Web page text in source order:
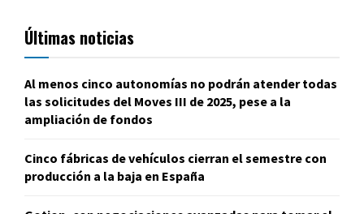
Últimas noticias
Al menos cinco autonomías no podrán atender todas
las solicitudes del Moves III de 2025, pese a la
ampliación de fondos
Cinco fábricas de vehículos cierran el semestre con
producción a la baja en España